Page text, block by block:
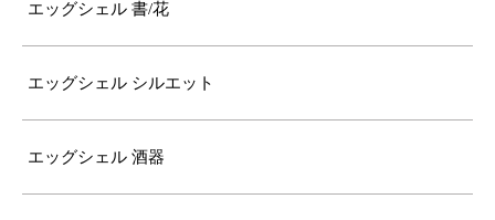
エッグシェル 書/花
エッグシェル シルエット
エッグシェル 酒器